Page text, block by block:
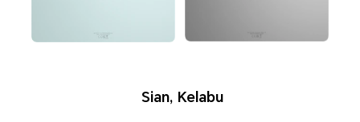
Warna